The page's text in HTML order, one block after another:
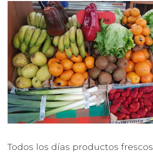
Todos los días productos frescos